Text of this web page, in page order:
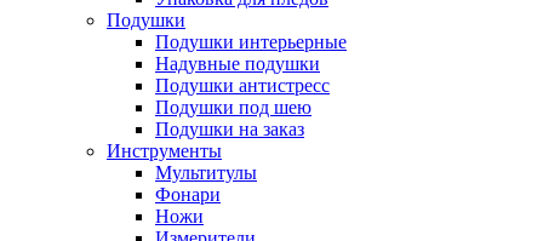
Подушки
Подушки интерьерные
Надувные подушки
Подушки антистресс
Подушки под шею
Подушки на заказ
Инструменты
Мультитулы
Фонари
Ножи